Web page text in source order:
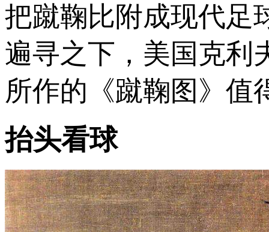
把蹴鞠比附成现代足
遍寻之下，美国克利
所作的《蹴鞠图》值
抬头看球